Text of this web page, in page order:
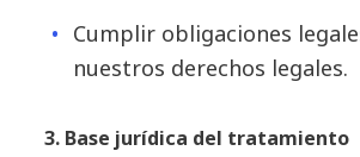
Cumplir obligaciones
nuestros derechos legales.
3. Base jurídica del tratamiento